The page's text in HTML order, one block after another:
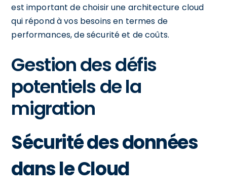
est important de choisir une architecture cloud
qui répond à vos besoins en termes de
performances, de sécurité et de coûts.
Gestion des défis
potentiels de la
migration
Sécurité des données
dans le Cloud